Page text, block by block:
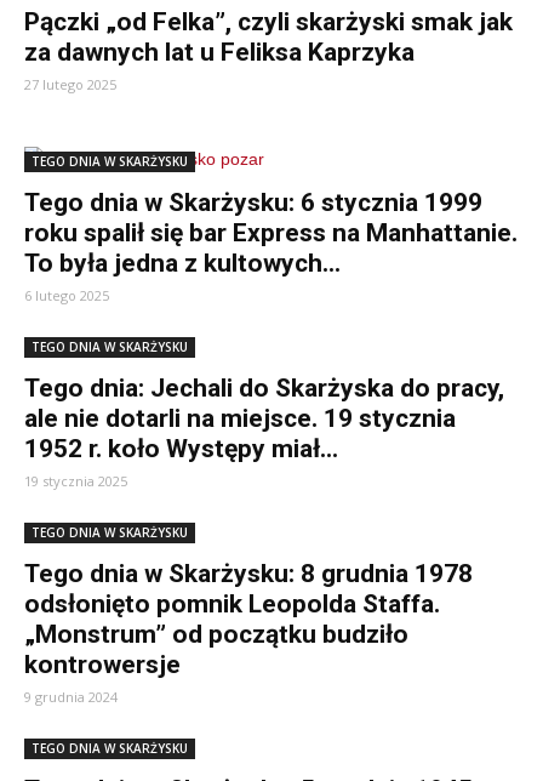
Pączki „od Felka”, czyli skarżyski smak jak
za dawnych lat u Feliksa Kaprzyka
27 lutego 2025
TEGO DNIA W SKARŻYSKU
Tego dnia w Skarżysku: 6 stycznia 1999
roku spalił się bar Express na Manhattanie.
To była jedna z kultowych...
6 lutego 2025
TEGO DNIA W SKARŻYSKU
Tego dnia: Jechali do Skarżyska do pracy,
ale nie dotarli na miejsce. 19 stycznia
1952 r. koło Występy miał...
19 stycznia 2025
TEGO DNIA W SKARŻYSKU
Tego dnia w Skarżysku: 8 grudnia 1978
odsłonięto pomnik Leopolda Staffa.
„Monstrum” od początku budziło
kontrowersje
9 grudnia 2024
TEGO DNIA W SKARŻYSKU